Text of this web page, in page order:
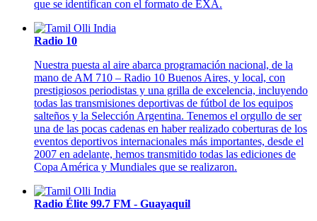
que se identifican con el formato de EXA.
Radio 10
Nuestra puesta al aire abarca programación nacional, de la
mano de AM 710 – Radio 10 Buenos Aires, y local, con
prestigiosos periodistas y una grilla de excelencia, incluyendo
todas las transmisiones deportivas de fútbol de los equipos
salteños y la Selección Argentina. Tenemos el orgullo de ser
una de las pocas cadenas en haber realizado coberturas de los
eventos deportivos internacionales más importantes, desde el
2007 en adelante, hemos transmitido todas las ediciones de
Copa América y Mundiales que se realizaron.
Radio Élite 99.7 FM - Guayaquil